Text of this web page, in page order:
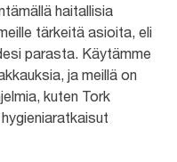
haitallisia
tärkeitä asioita, eli
parasta. Käytämme
ja meillä on
kuten Tork